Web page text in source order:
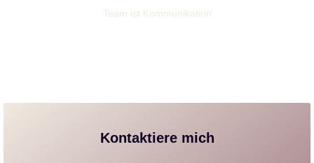
Team ist Kommunikation
Kontaktiere mich